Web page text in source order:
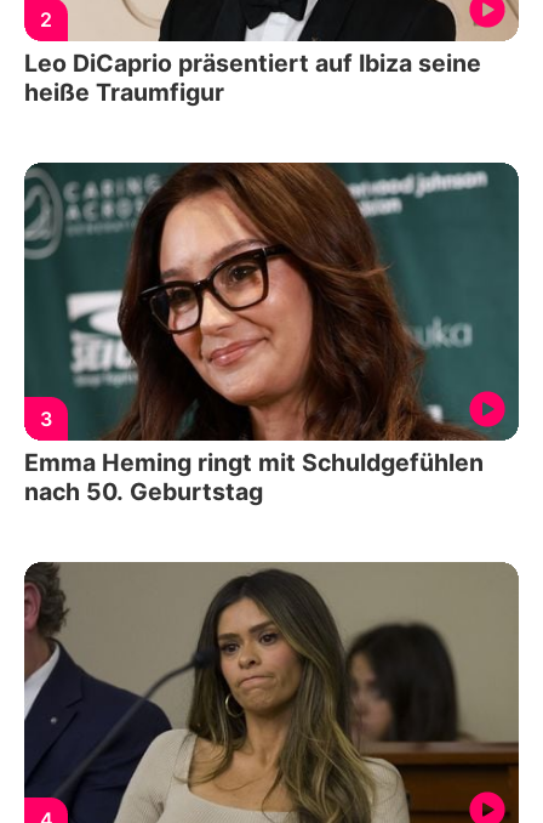
2
Leo DiCaprio präsentiert auf Ibiza seine
heiße Traumfigur
3
Emma Heming ringt mit Schuldgefühlen
nach 50. Geburtstag